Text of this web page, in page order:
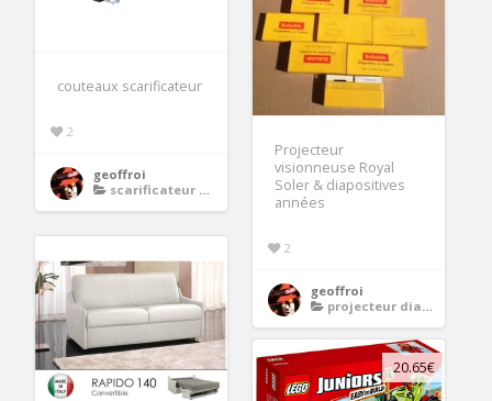
couteaux scarificateur
2
geoffroi
scarificateur electrique
Projecteur
visionneuse Royal
Soler & diapositives
années
2
geoffroi
projecteur diapositives
20.65€